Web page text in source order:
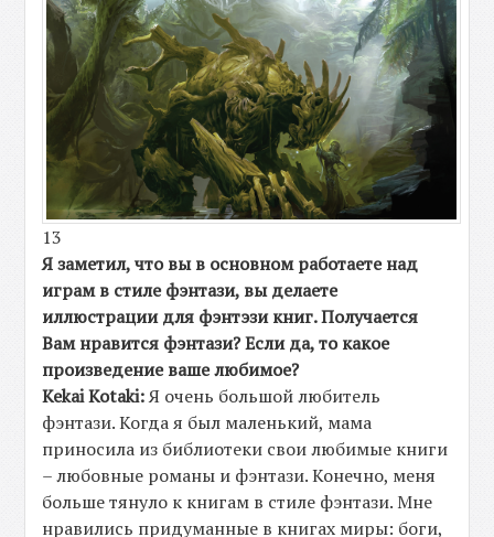
13
Я заметил, что вы в основном работаете над
играм в стиле фэнтази, вы делаете
иллюстрации для фэнтэзи книг. Получается
Вам нравится фэнтази? Если да, то какое
произведение ваше любимое?
Kekai Kotaki:Я очень большой любитель
фэнтази. Когда я был маленький, мама
приносила из библиотеки свои любимые книги
– любовные романы и фэнтази. Конечно, меня
больше тянуло к книгам в стиле фэнтази. Мне
нравились придуманные в книгах миры: боги,